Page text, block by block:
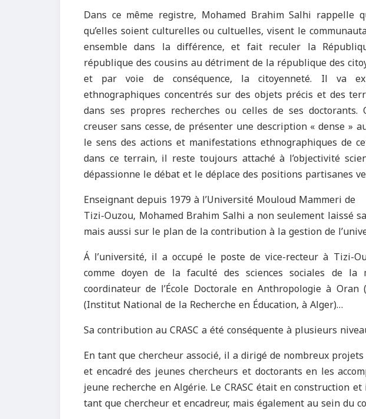
Dans ce même registre, Mohamed Brahim Salhi rappelle
qu’elles soient culturelles ou cultuelles, visent le
ensemble dans la différence, et fait reculer la
république des cousins au détriment de la république des
et par voie de conséquence, la citoyenneté. Il va
ethnographiques concentrés sur des objets précis et des
dans ses propres recherches ou celles de ses
creuser sans cesse, de présenter une description « dense »
le sens des actions et manifestations ethnographiques de
dans ce terrain, il reste toujours attaché à l’objectivité
dépassionne le débat et le déplace des positions partisanes
Enseignant depuis 1979 à l’Université Mouloud Mammeri de
Tizi-Ouzou, Mohamed Brahim Salhi a non seulement laissé
mais aussi sur le plan de la contribution à la gestion de
Á l’université, il a occupé le poste de vice-recteur à Tizi-
comme doyen de la faculté des sciences sociales de
coordinateur de l’École Doctorale en Anthropologie à Oran
(Institut National de la Recherche en Éducation, à Alger)…
Sa contribution au CRASC a été conséquente à plusieurs
En tant que chercheur associé, il a dirigé de nombreux projets
et encadré des jeunes chercheurs et doctorants en les
jeune recherche en Algérie. Le CRASC était en construction
tant que chercheur et encadreur, mais également au sein du